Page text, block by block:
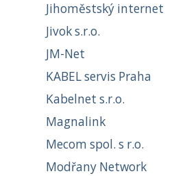
Jihoměstský internet
Jivok s.r.o.
JM-Net
KABEL servis Praha
Kabelnet s.r.o.
Magnalink
Mecom spol. s r.o.
Modřany Network